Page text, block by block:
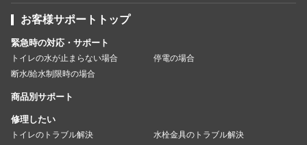
お客様サポートトップ
緊急時の対応・サポート
トイレの水が止まらない場合
停電の場合
断水/給水制限時の場合
商品別サポート
修理したい
トイレのトラブル解決
水栓金具のトラブル解決